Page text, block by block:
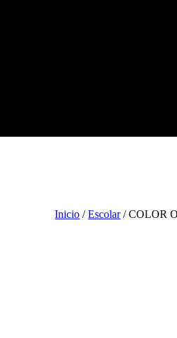
Inicio /Escolar/ COLOR